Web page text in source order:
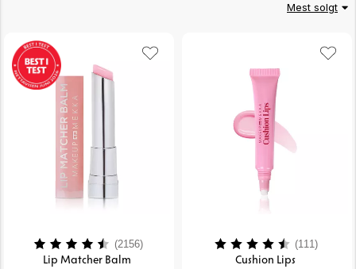
Mest solgt
Lip Matcher Balm
Vurdering: (2156)4.4 ud af 5 stjerner
Cushion Lips
Vurdering: (111)